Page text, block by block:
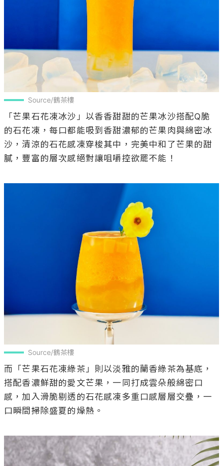
Source/鶴茶樓
「芒果石花凍冰沙」以香香甜甜的芒果冰沙搭配Q脆
的石花凍，每口都能吸到香甜濃郁的芒果肉與綿密冰
沙，清涼的石花感凍穿梭其中，完美中和了芒果的甜
膩，豐富的層次感絕對讓咀嚼控欲罷不能！
Source/鶴茶樓
而「芒果石花凍綠茶」則以淡雅的蘭香綠茶為基底，
搭配香濃鮮甜的愛文芒果，一同打成雲朵般綿密口
感，加入滑脆剔透的石花感凍多重口感層層交疊，一
口瞬間掃除盛夏的燥熱。